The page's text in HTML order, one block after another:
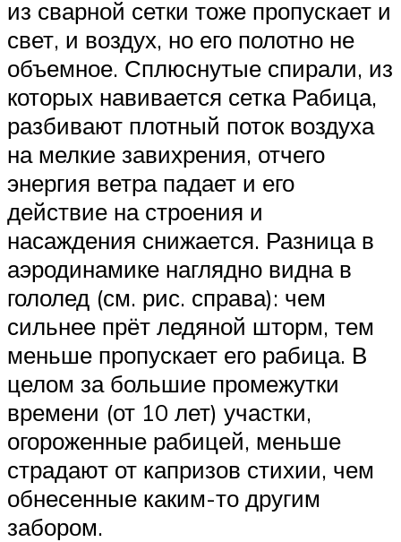
из сварной сетки тоже пропускает и
свет, и воздух, но его полотно не
объемное. Сплюснутые спирали, из
которых навивается сетка Рабица,
разбивают плотный поток воздуха
на мелкие завихрения, отчего
энергия ветра падает и его
действие на строения и
насаждения снижается. Разница в
аэродинамике наглядно видна в
гололед (см. рис. справа): чем
сильнее прёт ледяной шторм, тем
меньше пропускает его рабица. В
целом за большие промежутки
времени (от 10 лет) участки,
огороженные рабицей, меньше
страдают от капризов стихии, чем
обнесенные каким-то другим
забором.